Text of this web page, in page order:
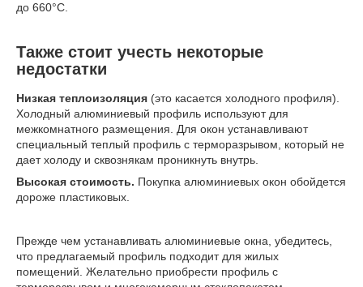
до 660°C.
Также стоит учесть некоторые
недостатки
Низкая теплоизоляция (это касается холодного профиля).
Холодный алюминиевый профиль используют для
межкомнатного размещения. Для окон устанавливают
специальный теплый профиль с терморазрывом, который не
дает холоду и сквознякам проникнуть внутрь.
Высокая стоимость. Покупка алюминиевых окон обойдется
дороже пластиковых.
Прежде чем устанавливать алюминиевые окна, убедитесь,
что предлагаемый профиль подходит для жилых
помещений. Желательно приобрести профиль с